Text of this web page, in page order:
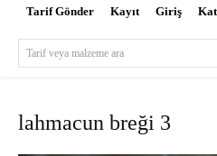
Tarif Gönder Kayıt Giriş
Tarif veya malzeme ara
lahmacun breği 3